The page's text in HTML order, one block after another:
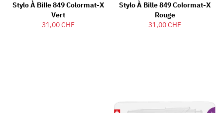
Stylo À Bille 849 Colormat-X
Vert
31,00 CHF
Stylo À Bille 849 Colormat-X
Rouge
31,00 CHF